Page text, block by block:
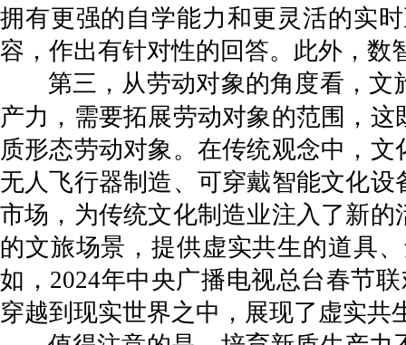
拥有更强的自学能力和更灵活的实
容，作出有针对性的回答。此外，数
第三，从劳动对象的角度看，
产力，需要拓展劳动对象的范围，
质形态劳动对象。在传统观念中，
无人飞行器制造、可穿戴智能文化
市场，为传统文化制造业注入了新
的文旅场景，提供虚实共生的道具
如，2024年中央广播电视总台春节
穿越到现实世界之中，展现了虚实共